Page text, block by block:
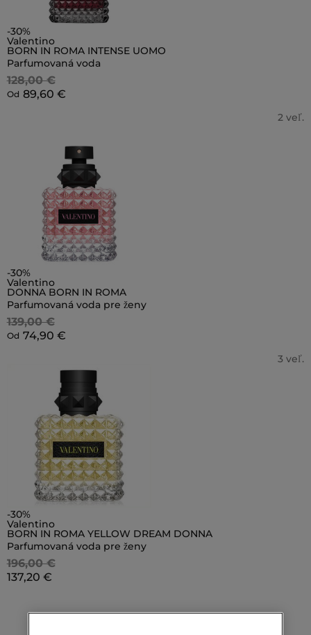
-30%
Valentino
BORN IN ROMA INTENSE UOMO
Parfumovaná voda
128,00 €
Od 89,60 €
2 veľ.
-30%
Valentino
DONNA BORN IN ROMA
Parfumovaná voda pre ženy
139,00 €
Od 74,90 €
3 veľ.
-30%
Valentino
BORN IN ROMA YELLOW DREAM DONNA
Parfumovaná voda pre ženy
196,00 €
137,20 €